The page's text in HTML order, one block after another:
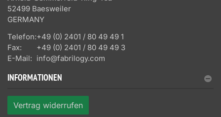
52499 Baesweiler
GERMANY
Telefon:+49 (0) 2401 / 80 49 49 1
Fax:
+49 (0) 2401 / 80 49 49 3
E-Mail: info@fabrilogy.com
INFORMATIONEN
Vertrag widerrufen